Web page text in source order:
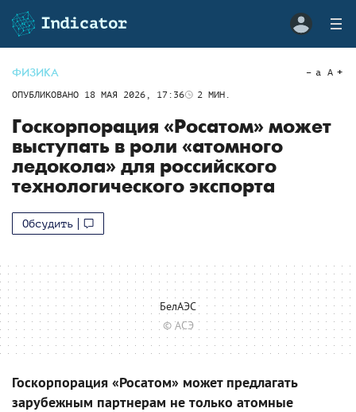
ФИЗИКА
ОПУБЛИКОВАНО 18 МАЯ 2026, 17:36 2 МИН.
a A
Госкорпорация «Росатом» может
выступать в роли «атомного
ледокола» для российского
технологического экспорта
Обсудить
БелАЭС
© АСЭ
Госкорпорация «Росатом» может предлагать
зарубежным партнерам не только атомные